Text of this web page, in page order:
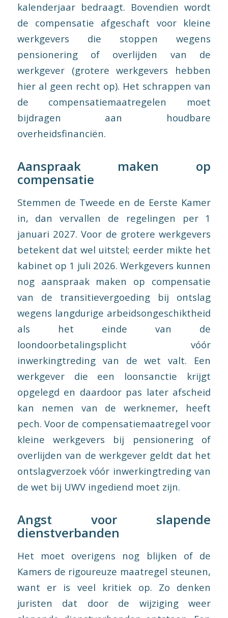
kalenderjaar bedraagt. Bovendien wordt
de compensatie afgeschaft voor kleine
werkgevers die stoppen wegens
pensionering of overlijden van de
werkgever (grotere werkgevers hebben
hier al geen recht op). Het schrappen van
de compensatiemaatregelen moet
bijdragen aan houdbare
overheidsfinanciën.
Aanspraak maken op
compensatie
Stemmen de Tweede en de Eerste Kamer
in, dan vervallen de regelingen per 1
januari 2027. Voor de grotere werkgevers
betekent dat wel uitstel; eerder mikte het
kabinet op 1 juli 2026. Werkgevers kunnen
nog aanspraak maken op compensatie
van de transitievergoeding bij ontslag
wegens langdurige arbeidsongeschiktheid
als het einde van de
loondoorbetalingsplicht vóór
inwerkingtreding van de wet valt. Een
werkgever die een loonsanctie krijgt
opgelegd en daardoor pas later afscheid
kan nemen van de werknemer, heeft
pech. Voor de compensatiemaatregel voor
kleine werkgevers bij pensionering of
overlijden van de werkgever geldt dat het
ontslagverzoek vóór inwerkingtreding van
de wet bij UWV ingediend moet zijn.
Angst voor slapende
dienstverbanden
Het moet overigens nog blijken of de
Kamers de rigoureuze maatregel steunen,
want er is veel kritiek op. Zo denken
juristen dat door de wijziging weer